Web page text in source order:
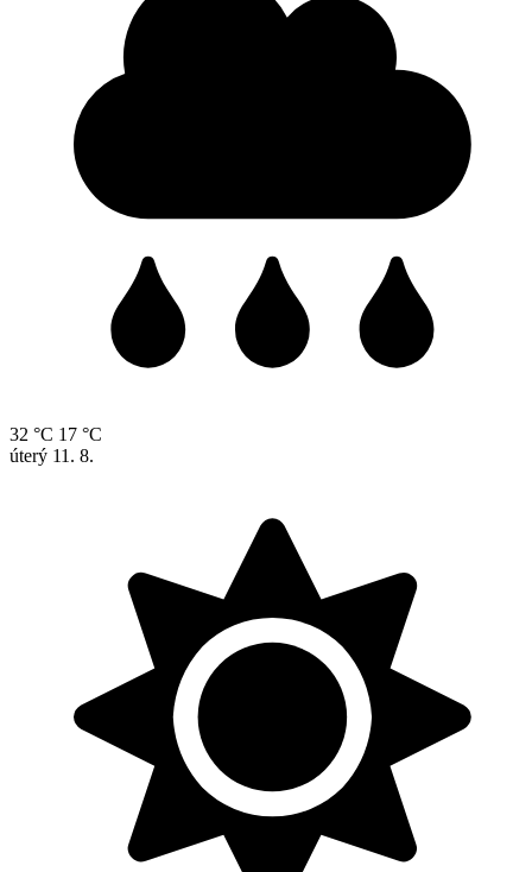
32 °C 17 °C
úterý 11. 8.